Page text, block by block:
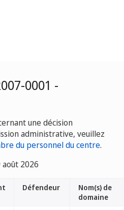
0001 -
une décision
administrative, veuillez
du personnel du centre.
2026
Défendeur
Nom(s) de
domaine